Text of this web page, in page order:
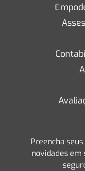
Preencha
novidades em